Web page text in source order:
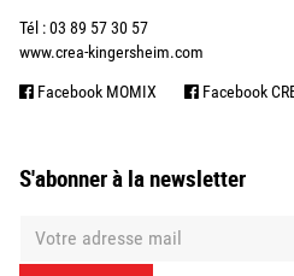
Tél : 03 89 57 30 57
www.crea-kingersheim.com
Facebook MOMIX Facebook
S'abonner à la newsletter